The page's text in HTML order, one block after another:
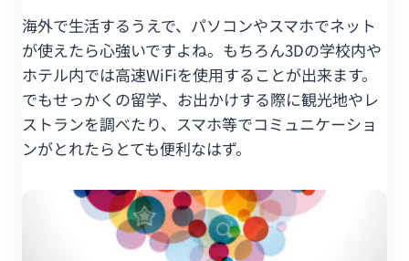
海外で生活するうえで、パソコンやスマホでネット
が使えたら心強いですよね。もちろん3Dの学校内や
ホテル内では高速WiFiを使用することが出来ます。
でもせっかくの留学、お出かけする際に観光地やレ
ストランを調べたり、スマホ等でコミュニケーショ
ンがとれたらとても便利なはず。